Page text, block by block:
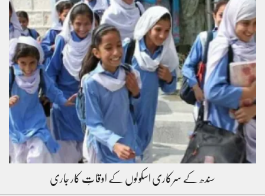
سندھ کے سرکاری اسکولوں کے اوقاتِ کار جاری